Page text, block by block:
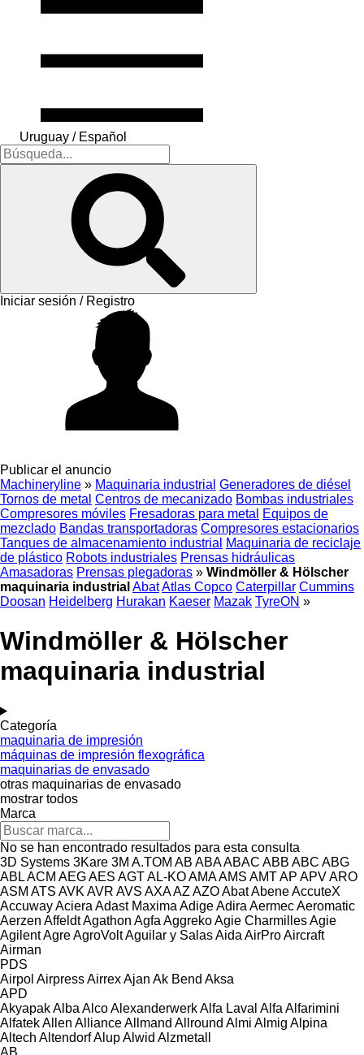
Uruguay / Español
Iniciar sesión / Registro
Publicar el anuncio
Machineryline » Maquinaria industrial Generadores de diésel
Tornos de metal Centros de mecanizado Bombas industriales
Compresores móviles Fresadoras para metal
Equipos de
mezclado Bandas transportadoras Compresores estacionarios
Tanques de almacenamiento industrial
Maquinaria de reciclaje
de plástico Robots industriales Prensas hidráulicas
Amasadoras Prensas plegadoras » Windmöller & Hölscher
maquinaria industrial AbatAtlas Copco Caterpillar Cummins
Doosan Heidelberg Hurakan Kaeser Mazak TyreON »
Windmöller & Hölscher
maquinaria industrial
Categoría
maquinaria de impresión
máquinas de impresión flexográfica
maquinarias de envasado
otras maquinarias de envasado
mostrar todos
Marca
No se han encontrado resultados para esta consulta
3D Systems 3Kare 3M A.TOM AB ABAABAC ABB ABC ABG
ABLACM AEGAES AGTAL-KOAMAAMS AMTAP APVARO
ASM ATS AVK AVR AVS AXAAZ AZOAbatAbeneAccuteX
AccuwayAciera Adast Maxima AdigeAdira AermecAeromatic
Aerzen AffeldtAgathon Agfa AggrekoAgie CharmillesAgie
AgilentAgreAgroVoltAguilar y SalasAida AirProAircraft
Airman
PDS
Airpol AirpressAirrexAjan Ak Bend Aksa
APD
AkyapakAlba AlcoAlexanderwerkAlfa Laval Alfa Alfarimini
AlfatekAllen AllianceAllmand Allround Almi Almig Alpina
Altech AltendorfAlupAlwid Alzmetall
AB